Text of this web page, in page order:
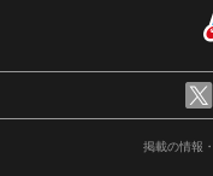
掲載の情報